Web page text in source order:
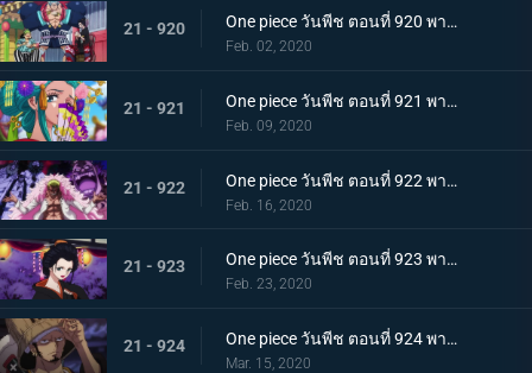
21 - 920 One piece วันพีช ตอนที่ 920 พากย์ไทย ร้านสุดดัง! โซบะหมายเลข 18 ของซันจิ!
Feb. 02, 2020
21 - 921 One piece วันพีช ตอนที่ 921 พากย์ไทย ความงดงามตระการตา สาวงามแห่งประเทศวาโนะ โคมุราซากิ
Feb. 09, 2020
21 - 922 One piece วันพีช ตอนที่ 922 พากย์ไทย ตำนานลูกผู้ชาย! การเดินทางของโซโลและโทโนะยาสุ!
Feb. 16, 2020
21 - 923 One piece วันพีช ตอนที่ 923 พากย์ไทย สถานการณ์ฉุกเฉิน บิ๊กมัมย่างกรายสู่วาโนะ!
Feb. 23, 2020
21 - 924 One piece วันพีช ตอนที่ 924 พากย์ไทย เมืองในความโกลาหล! นักฆ่าหน้าใหม่ที่หมายหัวซันจิ
Mar. 15, 2020